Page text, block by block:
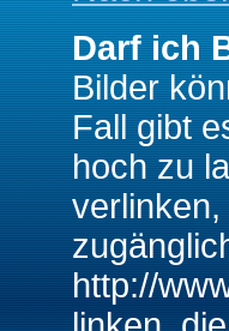
Darf ich
Bilder
Fall gibt
hoch zu
http://